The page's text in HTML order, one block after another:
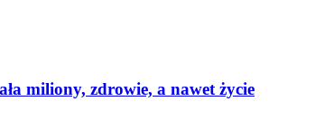
miliony, zdrowie, a nawet życie